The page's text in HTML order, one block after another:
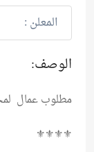
المعلن :
الوصف:
مطلوب عمال
⚜️⚜️⚜️⚜️